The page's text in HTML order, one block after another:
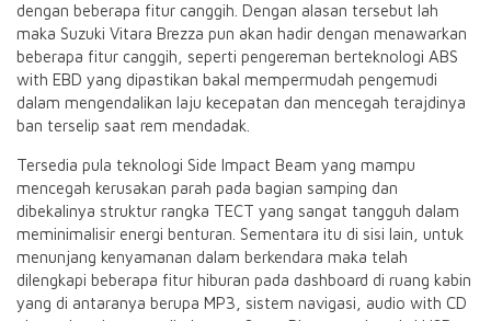
dengan beberapa fitur canggih. Dengan alasan tersebut lah
maka Suzuki Vitara Brezza pun akan hadir dengan menawarkan
beberapa fitur canggih, seperti pengereman berteknologi ABS
with EBD yang dipastikan bakal mempermudah pengemudi
dalam mengendalikan laju kecepatan dan mencegah terajdinya
ban terselip saat rem mendadak.
Tersedia pula teknologi Side Impact Beam yang mampu
mencegah kerusakan parah pada bagian samping dan
dibekalinya struktur rangka TECT yang sangat tangguh dalam
meminimalisir energi benturan. Sementara itu di sisi lain, untuk
menunjang kenyamanan dalam berkendara maka telah
dilengkapi beberapa fitur hiburan pada dashboard di ruang kabin
yang di antaranya berupa MP3, sistem navigasi, audio with CD